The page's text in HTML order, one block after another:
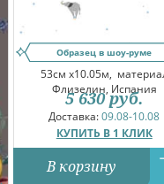
Образец в шоу-руме
53см x10.05м,
Флизелин, Испания
Доставка:09.08-10.08
КУПИТЬ В 1 КЛИК
5 630 руб.
В корзину